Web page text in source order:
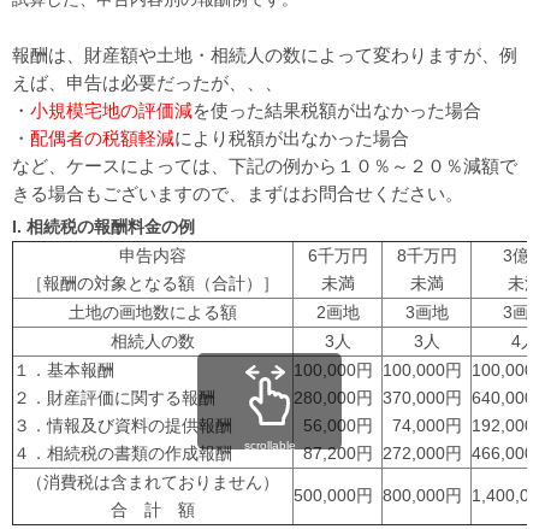
報酬は、財産額や土地・相続人の数によって変わりますが、例
えば、申告は必要だったが、、、
・ 小規模宅地の評価減を使った結果税額が出なかった場合
・ 配偶者の税額軽減により税額が出なかった場合
など、ケースによっては、下記の例から１０％～２０％減額で
きる場合もございますので、まずはお問合せください。
I. 相続税の報酬料金の例
申告内容
［報酬の対象となる額（合計）］
6千万円
未満
8千万円
未満
3億
未
土地の画地数による額
2画地 3画地
3画
相続人の数
3人 3人
4人
１．基本報酬
２．財産評価に関する報酬
３．情報及び資料の提供報酬
４．相続税の書類の作成報酬
100,000円
280,000円
56,000円
87,200円
100,000円
370,000円
74,000円
272,000円
100,000
640,000
192,000
466,000
（消費税は含まれておりません）
合 計 額
500,000円 800,000円
scrollable